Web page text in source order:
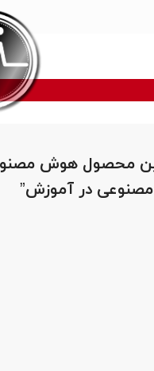
محصول هوش
در آموزش”